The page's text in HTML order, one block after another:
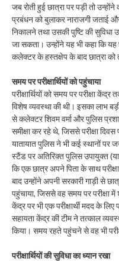
जब रोती हुई छात्रा पर पड़ी तो
प्रबंधन को बुलाकर नाराजगी जताई
निकालने तथा उसकी पुष्टि की सुविधा
जा सकता। उन्होंने यह भी कहा कि यह
कलेक्टर के हस्तक्षेप के बाद छात्रा को
समय पर परीक्षार्थियों को पहुंचाया
परीक्षार्थियों को समय पर परीक्षा
विशेष व्यवस्था की थी। इसका लाभ
से कलेक्टर शिवम वर्मा और पुलिस
समीक्षा कर रहे थे, जिससे परीक्षा
यातायात पुलिस ने भी कई स्थानों पर
स्टैंड पर अतिरिक्त पुलिस उपायुक्त
कि एक छात्र अपने पिता के साथ
बाद उन्होंने अपनी सरकारी गाड़ी से
पहुंचाया, जिससे वह समय पर परीक्षा
केंद्र पर भी एक परीक्षार्थी मदद के
सहायता केंद्र की टीम ने तत्काल
किया। समय रहते पहुंचने से वह भी
परीक्षार्थियों की सुविधा का ध्यान रखा